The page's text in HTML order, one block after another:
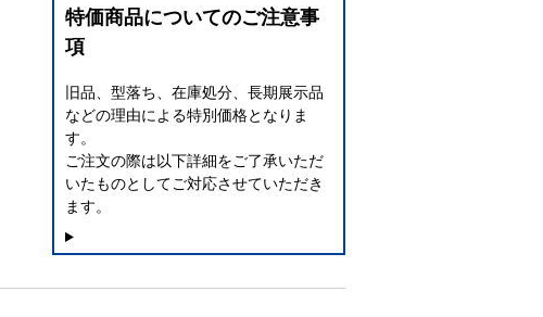
特価商品についてのご注意事
項
旧品、型落ち、在庫処分、長期展示品
などの理由による特別価格となりま
す。
ご注文の際は以下詳細をご了承いただ
いたものとしてご対応させていただき
ます。